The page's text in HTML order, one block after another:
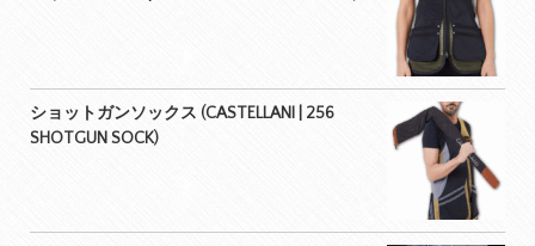
ショットガンソックス (CASTELLANI | 256
SHOTGUN SOCK)